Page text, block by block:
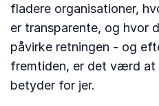
fladere organisationer,
er transparente, og hvor
påvirke retningen - og
fremtiden, er det værd at
betyder for jer.